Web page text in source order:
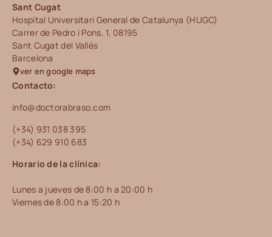
Sant Cugat
Hospital Universitari General de Catalunya (HUGC)
Carrer de Pedro i Pons, 1, 08195
Sant Cugat del Vallés
Barcelona
ver en google maps
Contacto:
info@doctorabraso.com
(+34) 931 038 395
(+34) 629 910 683
Horario de la clínica:
Lunes a jueves de 8:00 h a 20:00 h
Viernes de 8:00 h a 15:20 h